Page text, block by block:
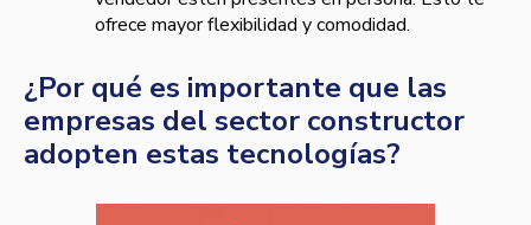
ofrece mayor flexibilidad y comodidad.
¿Por qué es importante que las
empresas del sector constructor
adopten estas tecnologías?